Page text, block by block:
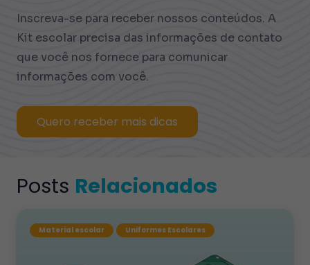
Inscreva-se para receber nossos conteúdos. A
Kit escolar precisa das informações de contato
que você nos fornece para comunicar
informações com você.
Quero receber mais dicas
Posts Relacionados
Material escolar Uniformes Escolares